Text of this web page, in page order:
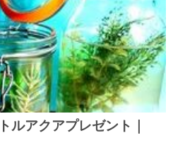
ルアクアプレゼント｜